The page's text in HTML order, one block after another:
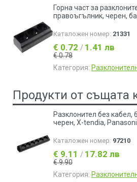
Горна част за
правоъгълник, черен,
Каталожен номер: 21331
€ 0.72 / 1.41 лв
€ 0.78
Категория:
Продукти от същата
Разклонител без кабел,
черен, X-tendia,
Каталожен номер: 97210
€ 9.11 / 17.82 лв
€ 9.90
Категория: